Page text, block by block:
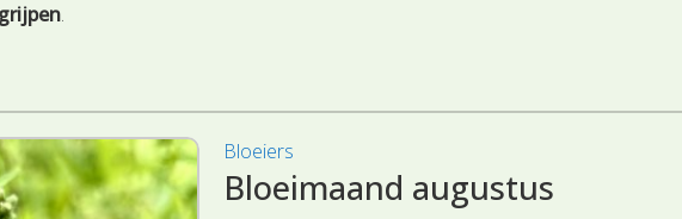
.
Bloeiers
Bloeimaand augustus